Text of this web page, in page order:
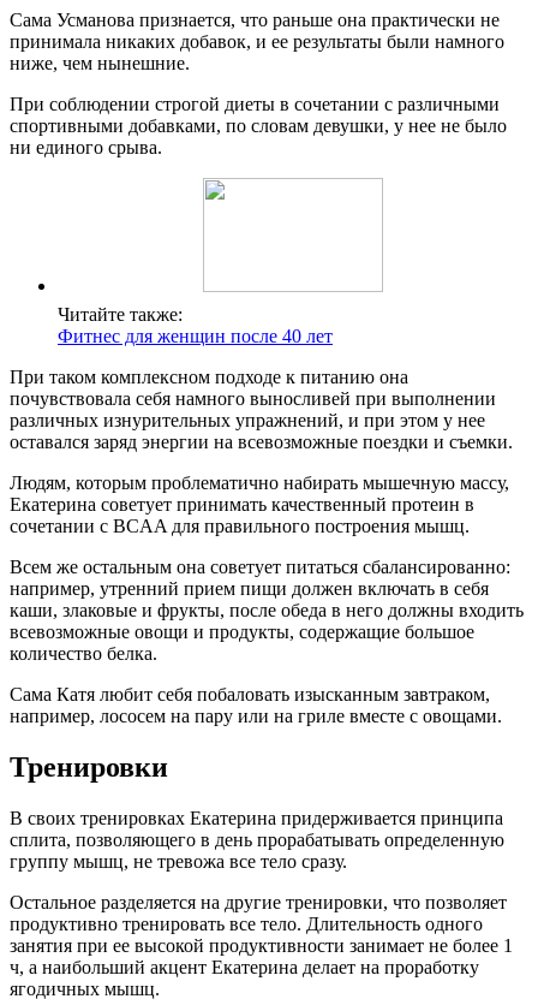
Сама Усманова признается, что раньше она практически не
принимала никаких добавок, и ее результаты были намного
ниже, чем нынешние.
При соблюдении строгой диеты в сочетании с различными
спортивными добавками, по словам девушки, у нее не было
ни единого срыва.
Читайте также:
Фитнес для женщин после 40 лет
При таком комплексном подходе к питанию она
почувствовала себя намного выносливей при выполнении
различных изнурительных упражнений, и при этом у нее
оставался заряд энергии на всевозможные поездки и съемки.
Людям, которым проблематично набирать мышечную массу,
Екатерина советует принимать качественный протеин в
сочетании с BCAA для правильного построения мышц.
Всем же остальным она советует питаться сбалансированно:
например, утренний прием пищи должен включать в себя
каши, злаковые и фрукты, после обеда в него должны входить
всевозможные овощи и продукты, содержащие большое
количество белка.
Сама Катя любит себя побаловать изысканным завтраком,
например, лососем на пару или на гриле вместе с овощами.
Тренировки
В своих тренировках Екатерина придерживается принципа
сплита, позволяющего в день прорабатывать определенную
группу мышц, не тревожа все тело сразу.
Остальное разделяется на другие тренировки, что позволяет
продуктивно тренировать все тело. Длительность одного
занятия при ее высокой продуктивности занимает не более 1
ч, а наибольший акцент Екатерина делает на проработку
ягодичных мышц.